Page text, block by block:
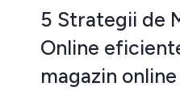
5 Strategii de
Online
magazin